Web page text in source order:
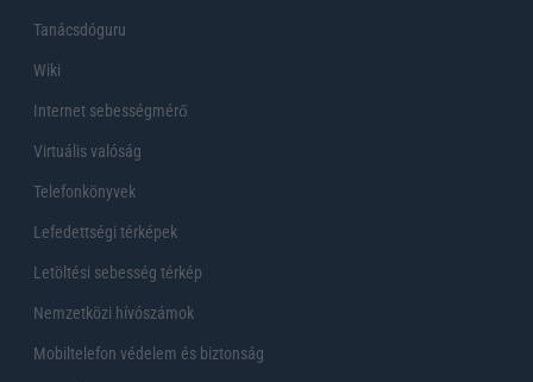
Tanácsdóguru
Wiki
Internet sebességmérő
Virtuális valóság
Telefonkönyvek
Lefedettségi térképek
Letöltési sebesség térkép
Nemzetközi hívószámok
Mobiltelefon védelem és biztonság